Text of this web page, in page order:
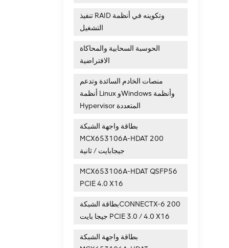
تنفيذ RAID وتكوينه في أنظمة
التشغيل
الحوسبة السحابية والمحاكاة
الافتراضية
منصات الخادم السائدة وتدعم
أنظمة Linux وWindows وأنظمة
Hypervisor المتعددة
بطاقة واجهة الشبكة
MCX653106A-HDAT 200
جيجابايت / ثانية
MCX653106A-HDAT QSFP56
PCIE 4.0 X16
بطاقة الشبكةCONNECTX-6 200
جيجا بايت PCIE 3.0 / 4.0 X16
بطاقة واجهة الشبكة